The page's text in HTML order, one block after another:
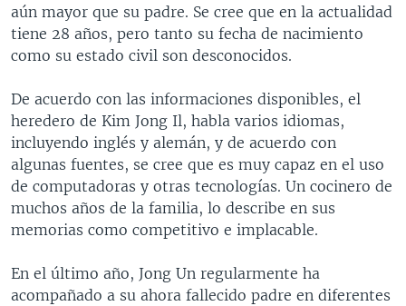
aún mayor que su padre. Se cree que en la actualidad
tiene 28 años, pero tanto su fecha de nacimiento
como su estado civil son desconocidos.
De acuerdo con las informaciones disponibles, el
heredero de Kim Jong Il, habla varios idiomas,
incluyendo inglés y alemán, y de acuerdo con
algunas fuentes, se cree que es muy capaz en el uso
de computadoras y otras tecnologías. Un cocinero de
muchos años de la familia, lo describe en sus
memorias como competitivo e implacable.
En el último año, Jong Un regularmente ha
acompañado a su ahora fallecido padre en diferentes